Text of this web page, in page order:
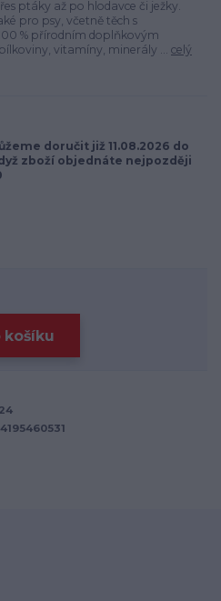
ptáky až po hlodavce či ježky.
pro psy, včetně těch s
% přírodním doplňkovým
vitamíny, minerály ... celý
doručit již 11.08.2026 do
zboží objednáte nejpozději
košíku